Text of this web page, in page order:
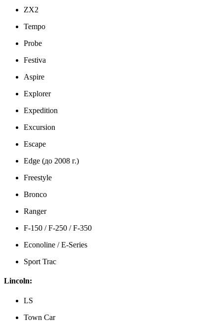
ZX2
Tempo
Probe
Festiva
Aspire
Explorer
Expedition
Excursion
Escape
Edge (до 2008 г.)
Freestyle
Bronco
Ranger
F-150 / F-250 / F-350
Econoline / E-Series
Sport Trac
Lincoln:
LS
Town Car